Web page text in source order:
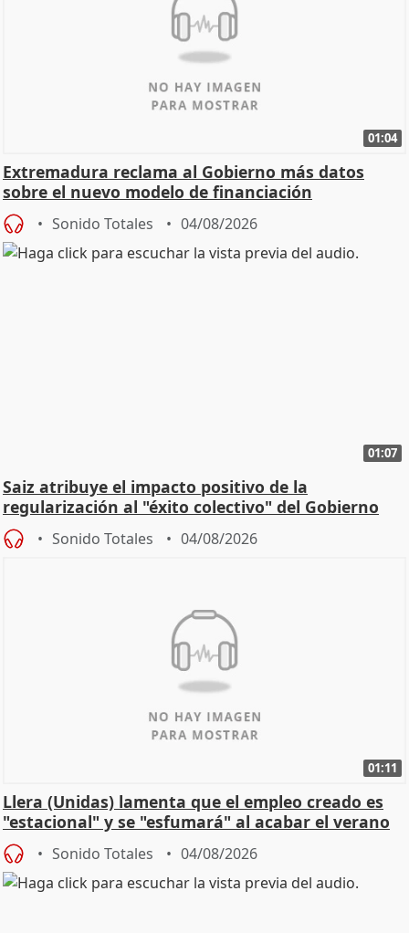
01:04
Extremadura reclama al Gobierno más datos
sobre el nuevo modelo de financiación
Sonido Totales 04/08/2026
01:07
Saiz atribuye el impacto positivo de la
regularización al "éxito colectivo" del Gobierno
Sonido Totales 04/08/2026
01:11
Llera (Unidas) lamenta que el empleo creado es
"estacional" y se "esfumará" al acabar el verano
Sonido Totales 04/08/2026